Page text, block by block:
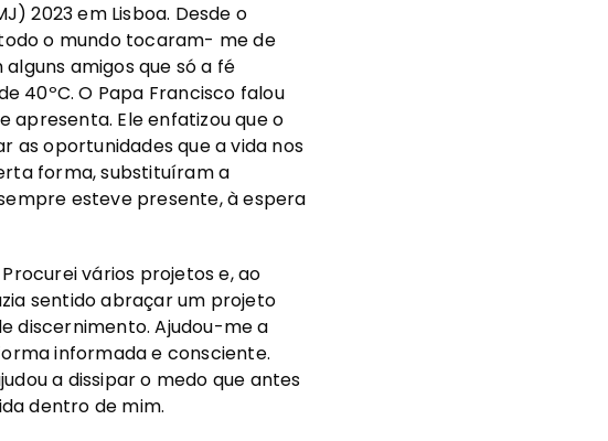
2023 em Lisboa. Desde o
o mundo tocaram- me de
amigos que só a fé
40ºC. O Papa Francisco falou
apresenta. Ele enfatizou que o
as oportunidades que a vida nos
forma, substituíram a
esteve presente, à espera
vários projetos e, ao
sentido abraçar um projeto
discernimento. Ajudou-me a
informada e consciente.
a dissipar o medo que antes
dentro de mim.